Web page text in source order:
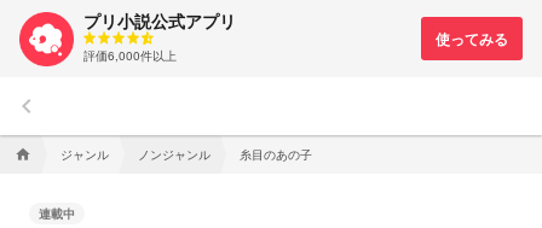
プリ小説公式アプリ
評価6,000件以上
keyboard_arrow_left
home ジャンル ノンジャンル 糸目のあの子
連載中